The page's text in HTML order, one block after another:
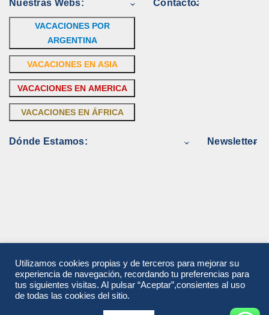
Nuestras Webs:
VACACIONES POR
ARGENTINA
VACACIONES EN ASIA
VACACIONES EN AMERICA
VACACIONES EN ÁFRICA
Contacto:
Dónde Estamos: Newsletter
Utilizamos cookies propias y de terceros para mejorar su
experiencia de navegación, recordando tu preferencias para
tus siguientes visitas. Al pulsar “Aceptar”,consientes al uso
de todas las cookies del sitio.